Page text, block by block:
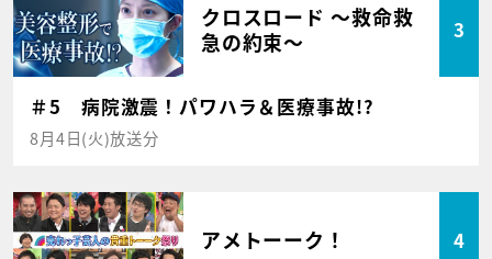
クロスロード ～救命救
急の約束～
3
＃5 病院激震！パワハラ＆医療事故!?
8月4日(火)放送分
アメトーーク！ 4